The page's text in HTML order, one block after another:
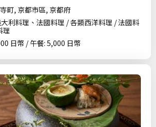
町, 京都市區, 京都府
利料理、法國料理 / 各類西洋料理 / 法國料
理
日幣 / 午餐: 5,000 日幣